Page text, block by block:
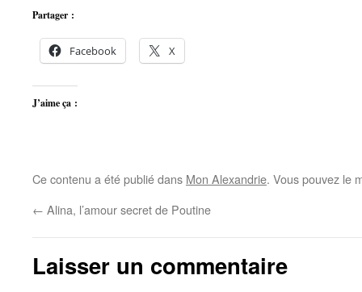
Partager :
Facebook X
J’aime ça :
Ce contenu a été publié dans Mon Alexandrie. Vous pouvez le
← Alina, l’amour secret de Poutine
Laisser un commentaire